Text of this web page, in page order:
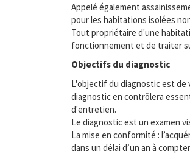
Appelé également
pour les habitations isolées
Tout propriétaire d'une
fonctionnement et de traiter
Objectifs du diagnostic
L'objectif du diagnostic est de
diagnostic en contrôlera
d'entretien.
Le diagnostic est un examen
La mise en conformité :
dans un délai d’un an à